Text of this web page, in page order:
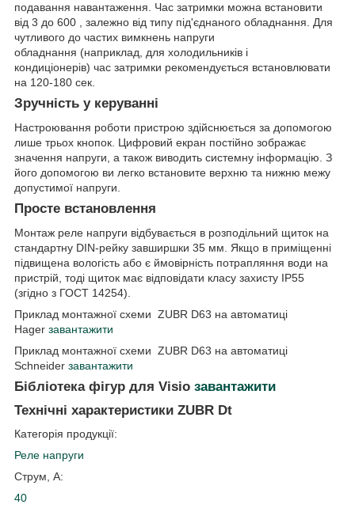
подавання навантаження. Час затримки можна встановити
від 3 до 600 , залежно від типу під'єднаного обладнання. Для
чутливого до частих вимкнень напруги
обладнання (наприклад, для холодильників і
кондиціонерів) час затримки рекомендується встановлювати
на 120-180 сек.
Зручність у керуванні
Настроювання роботи пристрою здійснюється за допомогою
лише трьох кнопок. Цифровий екран постійно зображає
значення напруги, а також виводить системну інформацію. З
його допомогою ви легко встановите верхню та нижню межу
допустимої напруги.
Просте встановлення
Монтаж реле напруги відбувається в розподільний щиток на
стандартну DIN-рейку завширшки 35 мм. Якщо в приміщенні
підвищена вологість або є ймовірність потрапляння води на
пристрій, тоді щиток має відповідати класу захисту IP55
(згідно з ГОСТ 14254).
Приклад монтажної схеми ZUBR D63 на автоматиці
Hager завантажити
Приклад монтажної схеми ZUBR D63 на автоматиці
Schneider завантажити
Бібліотека фігур для Visio завантажити
Технічні характеристики ZUBR Dt
Категорія продукції:
Реле напруги
Струм, А:
40